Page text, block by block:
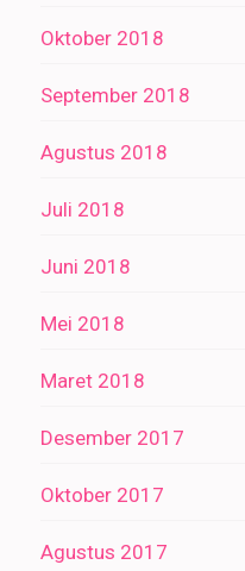
Oktober 2018
September 2018
Agustus 2018
Juli 2018
Juni 2018
Mei 2018
Maret 2018
Desember 2017
Oktober 2017
Agustus 2017